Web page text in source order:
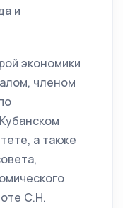
и
экономики
членом
а также
С.Н.